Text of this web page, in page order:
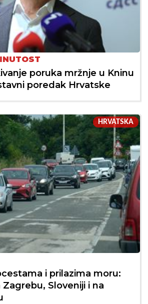
poruka mržnje u Kninu
poredak Hrvatske
HRVATSKA
i prilazima moru:
Sloveniji i na